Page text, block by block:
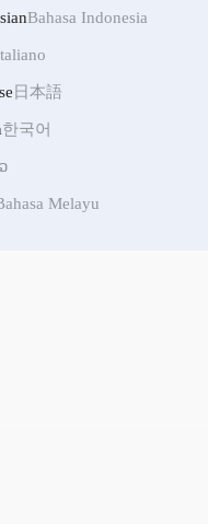
Bahasa Indonesia
日本語
한국어
Melayu